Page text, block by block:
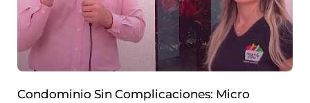
Condominio Sin Complicaciones: Micro